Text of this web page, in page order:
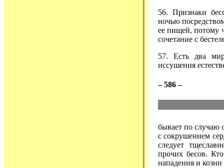
56. Признаки
ночью
ее пищей, потому
сочетание с
57. Есть два
иссушения
– 586 –
бывает по случаю
с сокрушением
следует
прочих бесов.
нападения и